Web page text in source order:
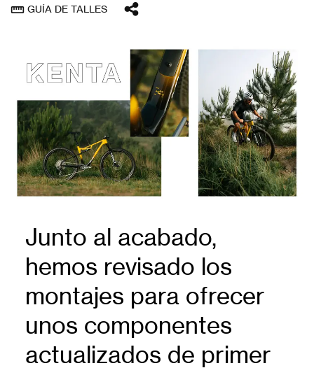
straighten GUÍA DE TALLES
Junto al acabado,
hemos revisado los
montajes para ofrecer
unos componentes
actualizados de primer